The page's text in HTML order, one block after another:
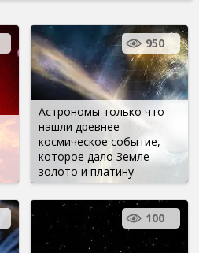
Астрономы только что
нашли древнее
космическое событие,
которое дало Земле
золото и платину
950
100